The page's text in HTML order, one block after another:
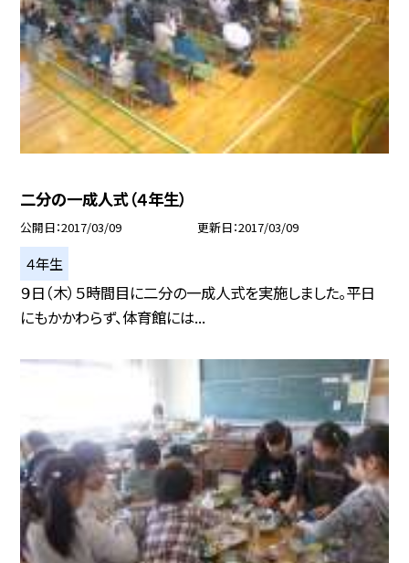
二分の一成人式（４年生）
公開日 2017/03/09 更新日 2017/03/09
４年生
９日（木）５時間目に二分の一成人式を実施しました。平日
にもかかわらず、体育館には...